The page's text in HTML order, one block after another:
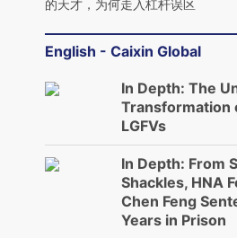
的天才，为何走入杠杆误区
English - Caixin Global
In Depth: The
Transformation
LGFVs
In Depth: From
Shackles, HNA
Chen Feng
Years in Prison